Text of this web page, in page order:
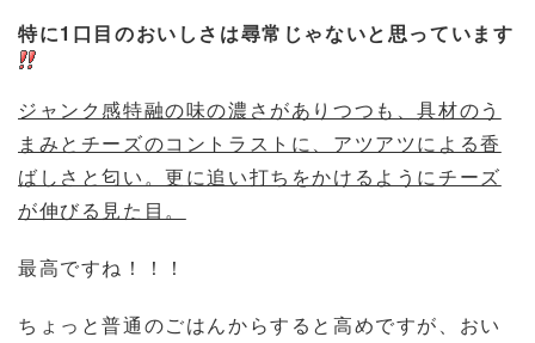
特に1口目のおいしさは尋常じゃないと思っています
ジャンク感特融の味の濃さがありつつも、具材のう
まみとチーズのコントラストに、アツアツによる香
ばしさと匂い。更に追い打ちをかけるようにチーズ
が伸びる見た目。
最高ですね！！！
ちょっと普通のごはんからすると高めですが、おい